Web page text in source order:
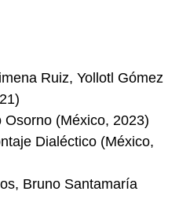
Ruiz, Yollotl Gómez
(México, 2023)
Dialéctico (México,
Bruno Santamaría